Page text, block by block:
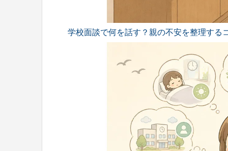
学校面談で何を話す？親の不安を整理する